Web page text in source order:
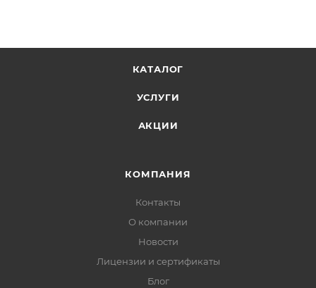
КАТАЛОГ
УСЛУГИ
АКЦИИ
КОМПАНИЯ
Контакты
О компании
Новости
Лицензии и сертификаты
Блог